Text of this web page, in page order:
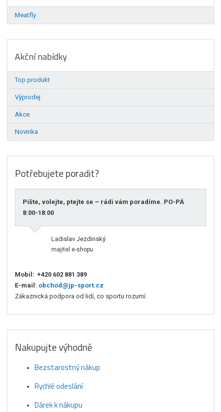
Meatfly
Akční nabídky
Top produkt
Výprodej
Akce
Novinka
Potřebujete poradit?
Pište, volejte, ptejte se – rádi vám poradíme. PO-PÁ
8:00-18:00
Ladislav Jezdinský
majitel e-shopu
Mobil: +420 602 881 389
E-mail: obchod@jp-sport.cz
Zákaznická podpora od lidí, co sportu rozumí.
Nakupujte výhodně
Bezstarostný nákup
Rychlé odeslání
Dárek k nákupu